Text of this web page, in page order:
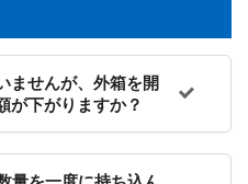
ませんが、外箱を開
が下がりますか？